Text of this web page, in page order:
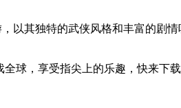
，以其独特的武侠风格和丰富的剧
球，享受指尖上的乐趣，快来下